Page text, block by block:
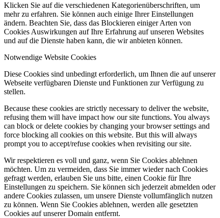
Klicken Sie auf die verschiedenen Kategorienüberschriften, um
mehr zu erfahren. Sie können auch einige Ihrer Einstellungen
ändern. Beachten Sie, dass das Blockieren einiger Arten von
Cookies Auswirkungen auf Ihre Erfahrung auf unseren Websites
und auf die Dienste haben kann, die wir anbieten können.
Notwendige Website Cookies
Diese Cookies sind unbedingt erforderlich, um Ihnen die auf unserer
Webseite verfügbaren Dienste und Funktionen zur Verfügung zu
stellen.
Because these cookies are strictly necessary to deliver the website,
refusing them will have impact how our site functions. You always
can block or delete cookies by changing your browser settings and
force blocking all cookies on this website. But this will always
prompt you to accept/refuse cookies when revisiting our site.
Wir respektieren es voll und ganz, wenn Sie Cookies ablehnen
möchten. Um zu vermeiden, dass Sie immer wieder nach Cookies
gefragt werden, erlauben Sie uns bitte, einen Cookie für Ihre
Einstellungen zu speichern. Sie können sich jederzeit abmelden oder
andere Cookies zulassen, um unsere Dienste vollumfänglich nutzen
zu können. Wenn Sie Cookies ablehnen, werden alle gesetzten
Cookies auf unserer Domain entfernt.